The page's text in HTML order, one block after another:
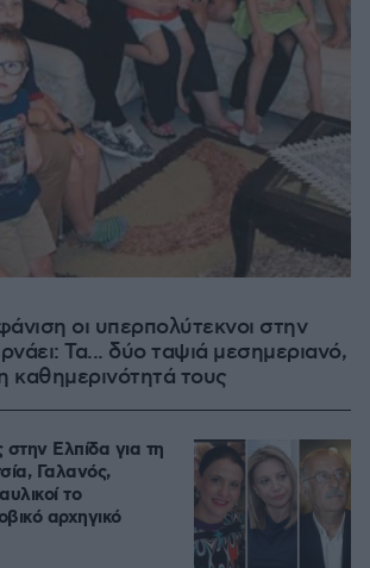
οι υπερπολύτεκνοι στην
Τα... δύο ταψιά μεσημεριανό,
καθημερινότητά τους
στην Ελπίδα για τη
Γαλανός,
το
αρχηγικό